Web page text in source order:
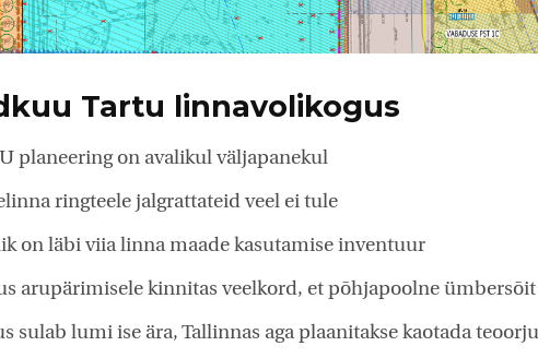
Tartu linnavolikogus
planeering on avalikul väljapanekul
ringteele jalgrattateid veel ei tule
on läbi viia linna maade kasutamise inventuur
arupärimisele kinnitas veelkord, et põhjapoolne
sulab lumi ise ära, Tallinnas aga plaanitakse kaotada